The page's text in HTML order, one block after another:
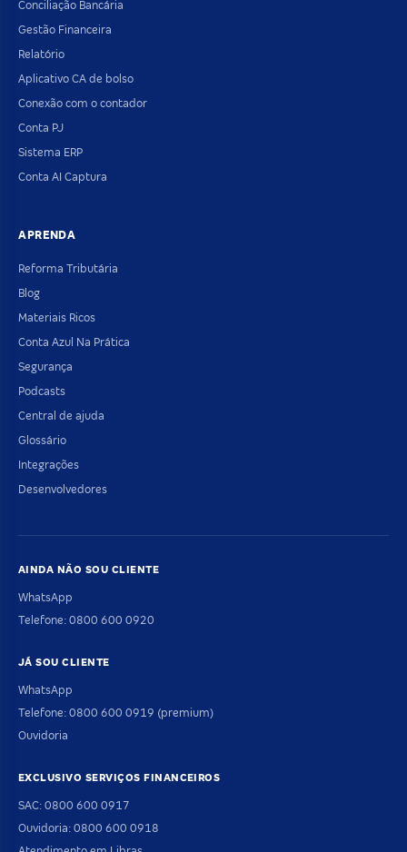
Conciliação Bancária
Gestão Financeira
Relatório
Aplicativo CA de bolso
Conexão com o contador
Conta PJ
Sistema ERP
Conta AI Captura
APRENDA
Reforma Tributária
Blog
Materiais Ricos
Conta Azul Na Prática
Segurança
Podcasts
Central de ajuda
Glossário
Integrações
Desenvolvedores
AINDA NÃO SOU CLIENTE
WhatsApp
Telefone: 0800 600 0920
JÁ SOU CLIENTE
WhatsApp
Telefone: 0800 600 0919 (premium)
Ouvidoria
EXCLUSIVO SERVIÇOS FINANCEIROS
SAC: 0800 600 0917
Ouvidoria: 0800 600 0918